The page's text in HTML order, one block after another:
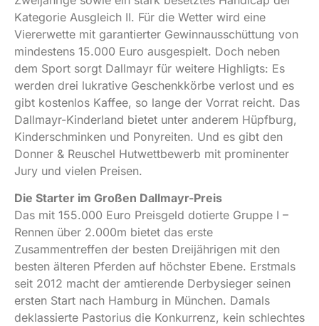
Kategorie Ausgleich II. Für die Wetter wird eine
Viererwette mit garantierter Gewinnausschüttung von
mindestens 15.000 Euro ausgespielt. Doch neben
dem Sport sorgt Dallmayr für weitere Highligts: Es
werden drei lukrative Geschenkkörbe verlost und es
gibt kostenlos Kaffee, so lange der Vorrat reicht. Das
Dallmayr-Kinderland bietet unter anderem Hüpfburg,
Kinderschminken und Ponyreiten. Und es gibt den
Donner & Reuschel Hutwettbewerb mit prominenter
Jury und vielen Preisen.
Die Starter im Großen Dallmayr-Preis
Das mit 155.000 Euro Preisgeld dotierte Gruppe I –
Rennen über 2.000m bietet das erste
Zusammentreffen der besten Dreijährigen mit den
besten älteren Pferden auf höchster Ebene. Erstmals
seit 2012 macht der amtierende Derbysieger seinen
ersten Start nach Hamburg in München. Damals
deklassierte Pastorius die Konkurrenz, kein schlechtes